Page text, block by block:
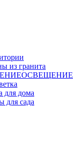
из гранита
ОСВЕЩЕНИЕ
для дома
для сада